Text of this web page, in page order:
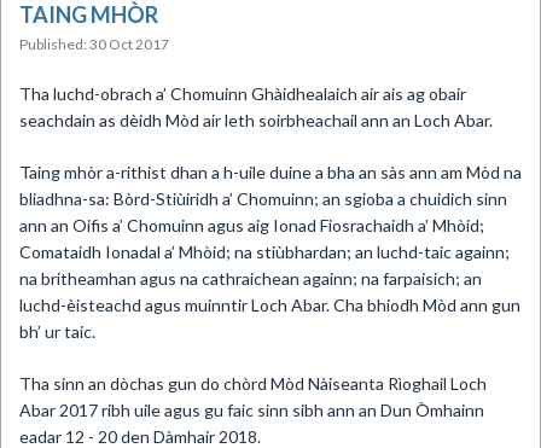
TAING MHÒR
Published: 30 Oct 2017
Tha luchd-obrach a’ Chomuinn Ghàidhealaich air ais ag obair
seachdain as dèidh Mòd air leth soirbheachail ann an Loch Abar.
Taing mhòr a-rithist dhan a h-uile duine a bha an sàs ann am Mòd na
bliadhna-sa: Bòrd-Stiùiridh a’ Chomuinn; an sgioba a chuidich sinn
ann an Oifis a’ Chomuinn agus aig Ionad Fiosrachaidh a’ Mhòid;
Comataidh Ionadal a’ Mhòid; na stiùbhardan; an luchd-taic againn;
na britheamhan agus na cathraichean againn; na farpaisich; an
luchd-èisteachd agus muinntir Loch Abar. Cha bhiodh Mòd ann gun
bh’ ur taic.
Tha sinn an dòchas gun do chòrd Mòd Nàiseanta Rìoghail Loch
Abar 2017 ribh uile agus gu faic sinn sibh ann an Dun Òmhainn
eadar 12 - 20 den Dàmhair 2018.